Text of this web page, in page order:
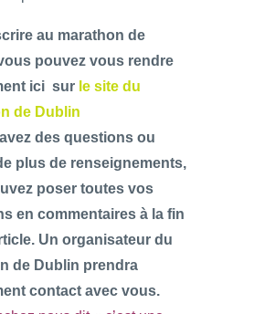
au marathon de
pouvez vous rendre
ici sur le site du
de Dublin
des questions ou
plus de renseignements,
poser toutes vos
en commentaires à la fin
Un organisateur du
de Dublin prendra
contact avec vous.